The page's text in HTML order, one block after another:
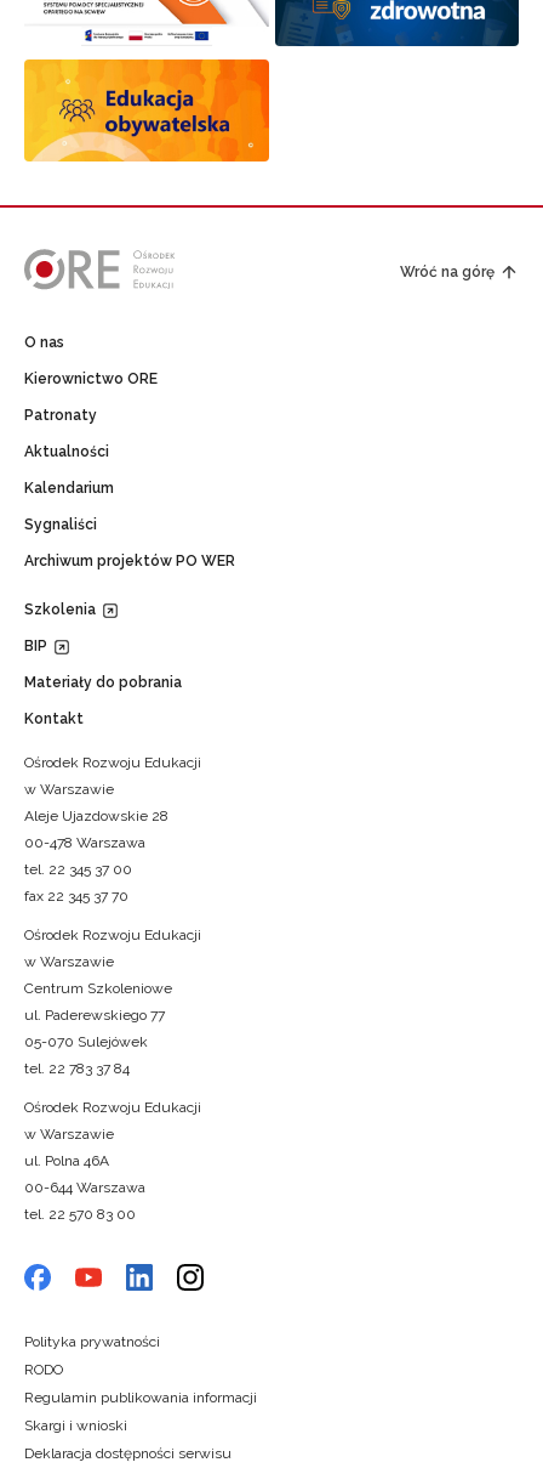
Wróć na górę
O nas
Kierownictwo ORE
Patronaty
Aktualności
Kalendarium
Sygnaliści
Archiwum projektów PO WER
Szkolenia
BIP
Materiały do pobrania
Kontakt
Ośrodek Rozwoju Edukacji
w Warszawie
Aleje Ujazdowskie 28
00-478 Warszawa
tel. 22 345 37 00
fax 22 345 37 70
Ośrodek Rozwoju Edukacji
w Warszawie
Centrum Szkoleniowe
ul. Paderewskiego 77
05-070 Sulejówek
tel. 22 783 37 84
Ośrodek Rozwoju Edukacji
w Warszawie
ul. Polna 46A
00-644 Warszawa
tel. 22 570 83 00
Polityka prywatności
RODO
Regulamin publikowania informacji
Skargi i wnioski
Deklaracja dostępności serwisu